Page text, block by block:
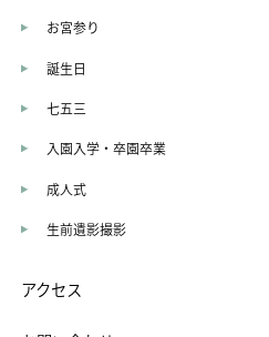
お宮参り
誕生日
七五三
入園入学・卒園卒業
成人式
生前遺影撮影
アクセス